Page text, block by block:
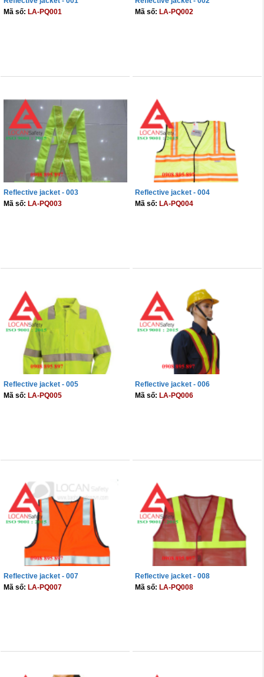
Mã số: LA-PQ001
Mã số: LA-PQ002
Reflective jacket - 003
Mã số: LA-PQ003
Reflective jacket - 004
Mã số: LA-PQ004
Reflective jacket - 005
Mã số: LA-PQ005
Reflective jacket - 006
Mã số: LA-PQ006
Reflective jacket - 007
Mã số: LA-PQ007
Reflective jacket - 008
Mã số: LA-PQ008